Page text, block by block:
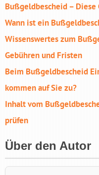
Bußgeldbescheid –
Wann ist ein
Wissenswertes zum
Gebühren und Fristen
Beim Bußgeldbescheid
kommen auf Sie zu?
Inhalt vom
prüfen
Über den Autor